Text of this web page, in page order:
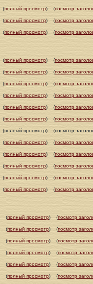
(полный просмотр) (посмотр
(полный просмотр) (посмотр
(полный просмотр) (посмотр
(полный просмотр) (посмотр
(полный просмотр) (посмотр
(полный просмотр) (посмотр
(полный просмотр) (посмотр
(полный просмотр) (посмотр
(полный просмотр) (посмотр
(полный просмотр) (посмотр
(полный просмотр) (посмотр
(полный просмотр) (посмотр
(полный просмотр) (посмотр
(полный просмотр) (посмотр
(полный просмотр) (посмотр
(полный просмотр) (посмотр
(полный просмотр) (посмотр
(полный просмотр) (посмотр
(полный просмотр) (посмотр
(полный просмотр) (посмотр
(полный просмотр) (посмотр